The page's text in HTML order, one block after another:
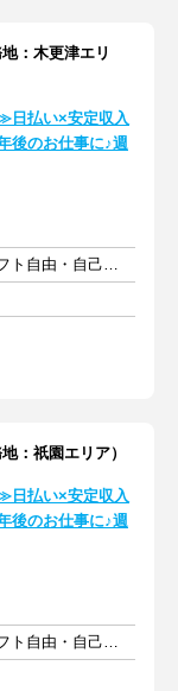
：木更津エリ
日払い×安定収入
後のお仕事に♪週
週1日以上 1日8時間以上 シフト自由・自己申告
：祇園エリア）
日払い×安定収入
後のお仕事に♪週
週1日以上 1日8時間以上 シフト自由・自己申告